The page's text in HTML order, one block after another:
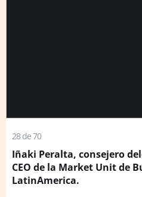
28 de 70
Iñaki Peralta, consejero
CEO de la Market Unit de
LatinAmerica.